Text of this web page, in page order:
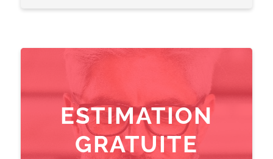
ESTIMATION
GRATUITE